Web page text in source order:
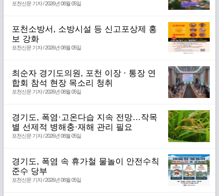
포천신문 기자 / 2026년 08월 05일
포천소방서, 소방시설 등 신고포상제 홍
보 강화
포천신문 기자 / 2026년 08월 05일
최순자 경기도의원, 포천 이장 ⸱ 통장 연
합회 참석 현장 목소리 청취
포천신문 기자 / 2026년 08월 05일
경기도, 폭염·고온다습 지속 전망…작목
별 선제적 병해충·재해 관리 필요
포천신문 기자 / 2026년 08월 05일
경기도, 폭염 속 휴가철 물놀이 안전수칙
준수 당부
포천신문 기자 / 2026년 08월 05일